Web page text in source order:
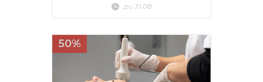
до 31.08
50%